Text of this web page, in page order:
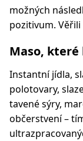
možných
pozitivum.
Maso, které
Instantní jídla,
polotovary,
tavené sýry,
občerstvení –